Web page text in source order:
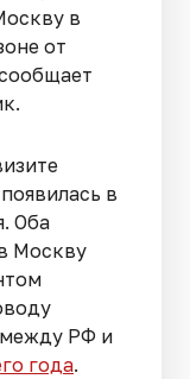
в
от
в
Оба
Москву
между РФ и
года.